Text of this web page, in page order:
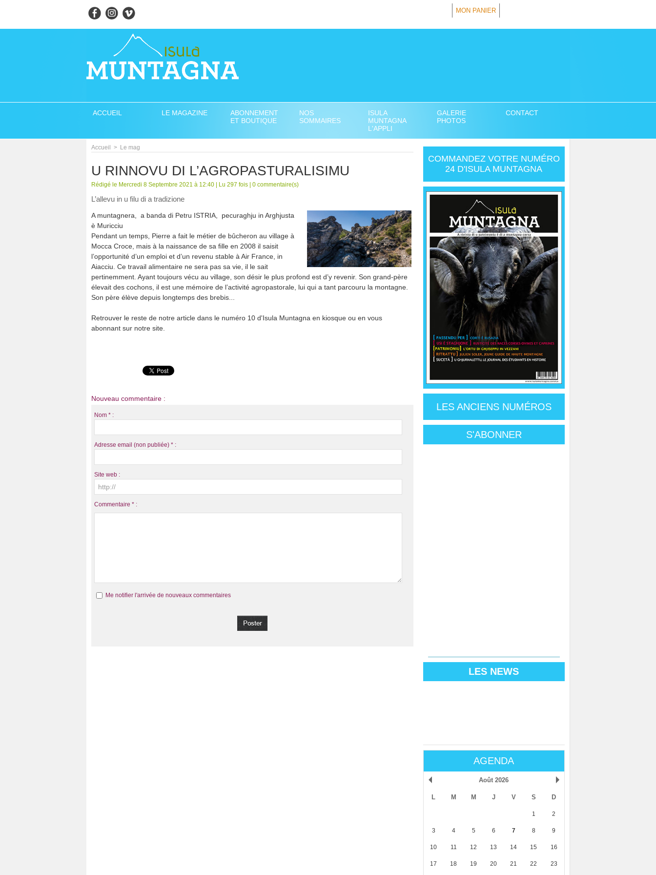
MON PANIER
ACCUEIL LE MAGAZINE
ABONNEMENT
ET BOUTIQUE
NOS
SOMMAIRES
ISULA
MUNTAGNA
L'APPLI
GALERIE
PHOTOS
CONTACT
Accueil > Le mag
U RINNOVU DI L’AGROPASTURALISIMU
Rédigé le Mercredi 8 Septembre 2021 à 12:40 | Lu 297 fois | 0commentaire(s)
L’allevu in u filu di a tradizione
A muntagnera, a banda di Petru ISTRIA, pecuraghju in Arghjusta
è Muricciu
Pendant un temps, Pierre a fait le métier de bûcheron au village à
Mocca Croce, mais à la naissance de sa fille en 2008 il saisit
l’opportunité d’un emploi et d’un revenu stable à Air France, in
Aiacciu. Ce travail alimentaire ne sera pas sa vie, il le sait
pertinemment. Ayant toujours vécu au village, son désir le plus profond est d’y revenir. Son grand-père
élevait des cochons, il est une mémoire de l’activité agropastorale, lui qui a tant parcouru la montagne.
Son père élève depuis longtemps des brebis...
Retrouver le reste de notre article dans le numéro 10 d'Isula Muntagna en kiosque ou en vous
abonnant sur notre site.
Nouveau commentaire :
Nom * :
Adresse email (non publiée) * :
Site web :
Commentaire * :
Me notifier l'arrivée de nouveaux commentaires
COMMANDEZ VOTRE NUMÉRO
24 D'ISULA MUNTAGNA
LES ANCIENS NUMÉROS
S'ABONNER
LES NEWS
AGENDA
Août 2026
L M M J V S D
1 2
3 4 5 6 7 8 9
10 11 12 13 14 15 16
17 18 19 20 21 22 23